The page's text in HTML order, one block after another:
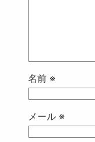
名前 ※
メール ※